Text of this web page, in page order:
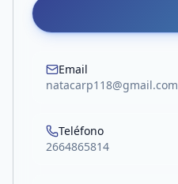
Email
natacarp118@gmail.com
Teléfono
2664865814